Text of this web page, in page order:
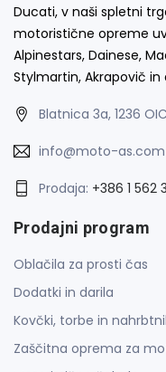
Ducati, v naši spletni
motoristične opreme
Alpinestars, Dainese,
Stylmartin, Akrapovič in
Blatnica 3a, 1236
info@moto-as.com
Prodaja: +386 1 562
Prodajni program
Oblačila za prosti čas
Dodatki in darila
Kovčki, torbe in
Zaščitna oprema za